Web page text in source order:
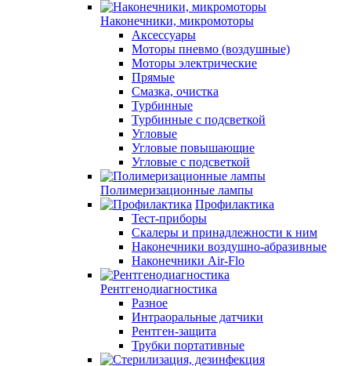
Наконечники, микромоторы
Аксессуары
Моторы пневмо (воздушные)
Моторы электрические
Прямые
Смазка, очистка
Турбинные
Турбинные с подсветкой
Угловые
Угловые повышающие
Угловые с подсветкой
Полимеризационные лампы
Профилактика
Тест-приборы
Скалеры и принадлежности к ним
Наконечники воздушно-абразивные
Наконечники Air-Flo
Рентгенодиагностика
Разное
Интраоральные датчики
Рентген-защита
Трубки портативные